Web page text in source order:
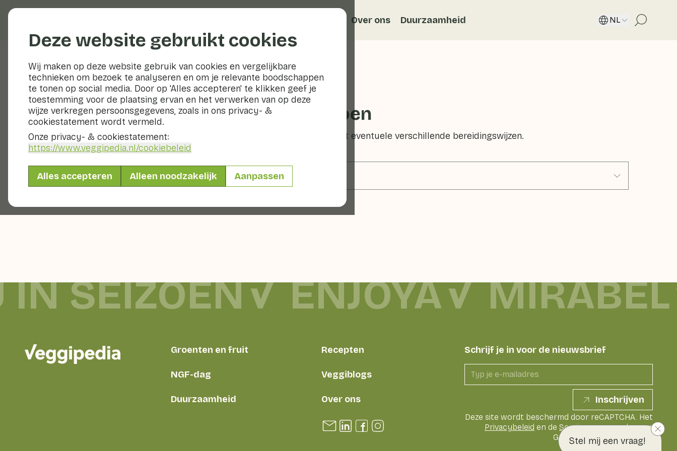
Stel mij een vraag!
Deze website gebruikt cookies
Wij maken op deze website gebruik van cookies en vergelijkbare
technieken om bezoek te analyseren en om je relevante boodschappen
te tonen op social media. Door op 'Alles accepteren' te klikken geef je
toestemming voor de plaatsing ervan en het verwerken van op deze
wijze verkregen persoonsgegevens, zoals in ons privacy- &
cookiestatement wordt vermeld.
Onze privacy- & cookiestatement:
https://www.veggipedia.nl/cookiebeleid
Alles accepteren Alleen noodzakelijk Aanpassen
Over ons Duurzaamheid NL
Honeydew meloen
Voedingswaarden honeydew meloen
Hieronder vind je een compleet overzicht van alle voedingswaarden, met eventuele verschillende bereidingswijzen.
Meloen suiker-
SEIZOEN ENJOYA MIRABEL
Groenten en fruit Recepten
NGF-dag Veggiblogs
Duurzaamheid Over ons
Schrijf je in voor de nieuwsbrief
Inschrijven
Deze site wordt beschermd door reCAPTCHA. Het
Privacybeleid en de Servicevoorwaardenvan
Google zijn van toepassing